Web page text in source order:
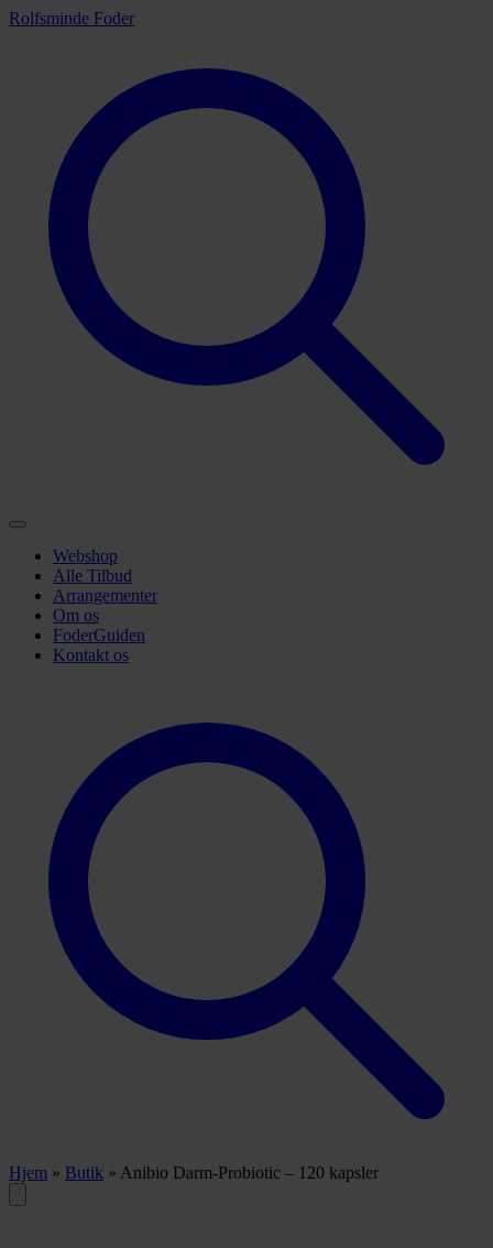
Rolfsminde Foder
Webshop
Alle Tilbud
Arrangementer
Om os
FoderGuiden
Kontakt os
Hjem » Butik » Anibio Darm-Probiotic – 120 kapsler